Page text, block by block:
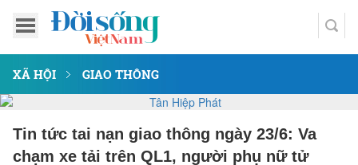
XÃ HỘI GIAO THÔNG
Tin tức tai nạn giao thông ngày 23/6: Va
chạm xe tải trên QL1, người phụ nữ tử